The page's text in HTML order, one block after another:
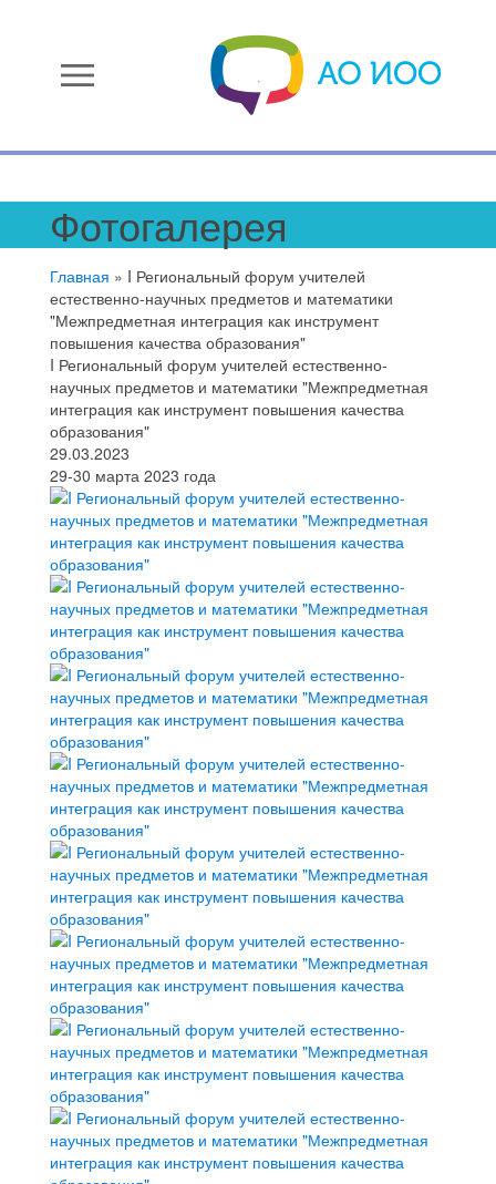
menu
Фотогалерея
Главная » I Региональный форум учителей
естественно-научных предметов и математики
"Межпредметная интеграция как инструмент
повышения качества образования"
I Региональный форум учителей естественно-
научных предметов и математики "Межпредметная
интеграция как инструмент повышения качества
образования"
29.03.2023
29-30 марта 2023 года